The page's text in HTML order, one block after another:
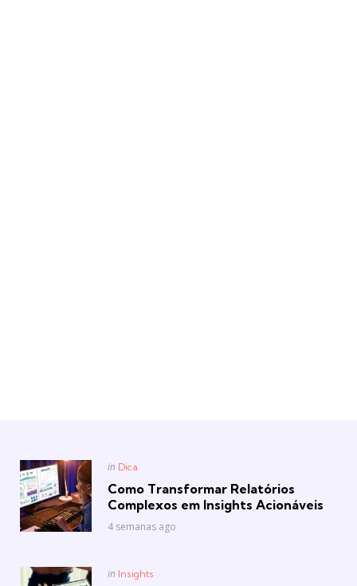
Posted
in Dica
Como Transformar Relatórios
Complexos em Insights Acionáveis
4 semanas ago
Posted
in Insights